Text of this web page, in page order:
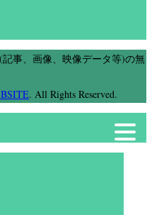
事、画像、映像データ等)の無
. All Rights Reserved.